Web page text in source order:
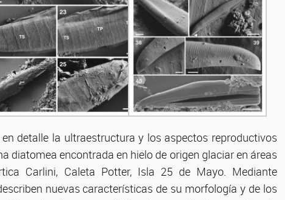
detalle la ultraestructura y los aspectos reproductivos
diatomea encontrada en hielo de origen glaciar en áreas
Carlini, Caleta Potter, Isla 25 de Mayo. Mediante
nuevas características de su morfología y de los